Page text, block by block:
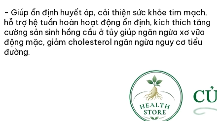
- Giúp ổn định huyết áp, cải thiện sức khỏe tim mạch,
hỗ trợ hệ tuần hoàn hoạt động ổn định, kích thích tăng
cường sản sinh hồng cầu ở tủy giúp ngăn ngừa xơ vữa
động mặc, giảm cholesterol ngăn ngừa nguy cơ tiểu
đường.